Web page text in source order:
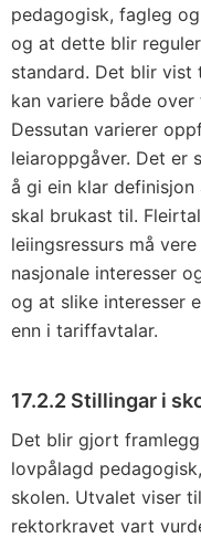
pedagogisk, fagleg
og at dette blir
standard. Det blir vist
kan variere både
Dessutan varierer
leiaroppgåver. Det er
å gi ein klar definisjon
skal brukast til.
leiingsressurs må
nasjonale interesser
og at slike interesser
enn i tariffavtalar.
17.2.2 Stillingar i
Det blir gjort
lovpålagd
skolen. Utvalet viser
rektorkravet vart